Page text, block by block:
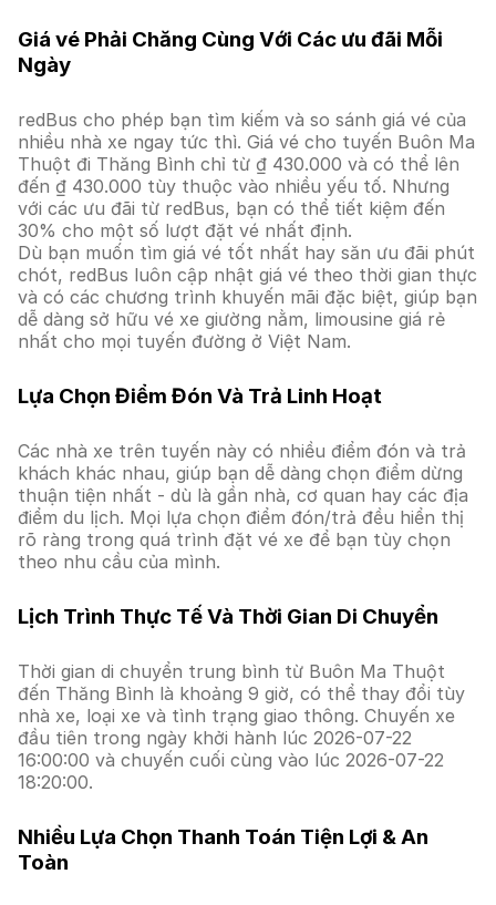
Giá vé Phải Chăng Cùng Với Các ưu đãi Mỗi
Ngày
redBus cho phép bạn tìm kiếm và so sánh giá vé của
nhiều nhà xe ngay tức thì. Giá vé cho tuyến Buôn Ma
Thuột đi Thăng Bình chỉ từ ₫ 430.000 và có thể lên
đến ₫ 430.000 tùy thuộc vào nhiều yếu tố. Nhưng
với các ưu đãi từ redBus, bạn có thể tiết kiệm đến
30% cho một số lượt đặt vé nhất định.
Dù bạn muốn tìm giá vé tốt nhất hay săn ưu đãi phút
chót, redBus luôn cập nhật giá vé theo thời gian thực
và có các chương trình khuyến mãi đặc biệt, giúp bạn
dễ dàng sở hữu vé xe giường nằm, limousine giá rẻ
nhất cho mọi tuyến đường ở Việt Nam.
Lựa Chọn Điểm Đón Và Trả Linh Hoạt
Các nhà xe trên tuyến này có nhiều điểm đón và trả
khách khác nhau, giúp bạn dễ dàng chọn điểm dừng
thuận tiện nhất - dù là gần nhà, cơ quan hay các địa
điểm du lịch. Mọi lựa chọn điểm đón/trả đều hiển thị
rõ ràng trong quá trình đặt vé xe để bạn tùy chọn
theo nhu cầu của mình.
Lịch Trình Thực Tế Và Thời Gian Di Chuyển
Thời gian di chuyển trung bình từ Buôn Ma Thuột
đến Thăng Bình là khoảng 9 giờ, có thể thay đổi tùy
nhà xe, loại xe và tình trạng giao thông. Chuyến xe
đầu tiên trong ngày khởi hành lúc 2026-07-22
16:00:00 và chuyến cuối cùng vào lúc 2026-07-22
18:20:00.
Nhiều Lựa Chọn Thanh Toán Tiện Lợi & An
Toàn